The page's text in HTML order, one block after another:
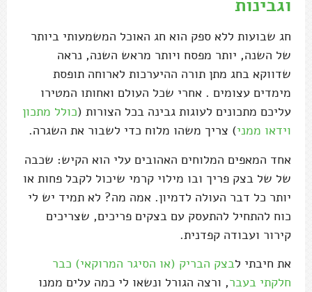
וגבינות
חג שבועות ללא ספק הוא חג האוכל המשמעותי ביותר
של השנה, יותר מפסח ויותר מראש השנה, נראה
שדווקא בחג מתן תורה ההיערכות לארוחה תופסת
מימדים עצומים . אחרי שכל העולם ואחותו המטירו
עליכם מתכונים לעוגות גבינה בכל הצורות (כולל מתכון
וידאו ממני) צריך משהו מלוח כדי לשבור את השגרה.
אחד המאפים המלוחים האהובים עלי הוא הקיש: שכבה
של של בצק פריך ובו מילוי קרמי שיכול לקבל פחות או
יותר כל דבר העולה לדמיון. אמה מה? לא תמיד יש לי
כוח להתחיל להתעסק עם בצקים פריכים, שצריכים
קירור ועבודה קפדנית.
את חיבתי לבצק הבריק (או הסיגר המרוקאי) כבר
חלקתי בעבר, ורצה הגורל ונשאו לי כמה עלים ממנו